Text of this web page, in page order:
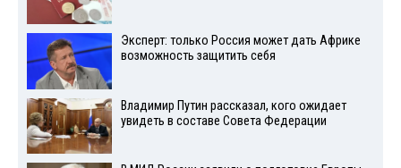
Эксперт: только Россия может дать Африке
возможность защитить себя
Владимир Путин рассказал, кого ожидает
увидеть в составе Совета Федерации